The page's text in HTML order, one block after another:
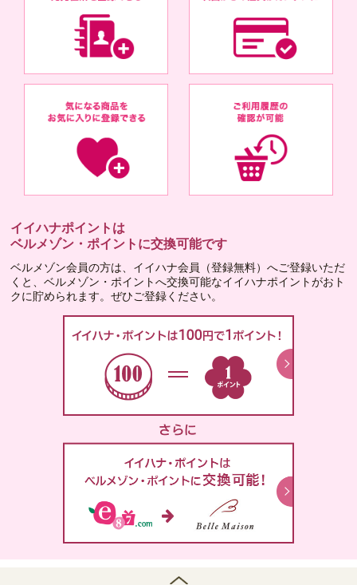
イイハナポイントは
ベルメゾン・ポイントに交換可能です
ベルメゾン会員の方は、イイハナ会員（登録無料）へご登録いただ
くと、ベルメゾン・ポイントへ交換可能なイイハナポイントがおト
クに貯められます。ぜひご登録ください。